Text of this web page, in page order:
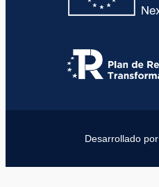
Desarrollado por